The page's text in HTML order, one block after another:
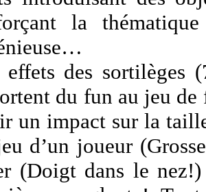
la
effets des sortilèges
du fun au jeu
un impact sur la
d’un joueur
(Doigt dans le